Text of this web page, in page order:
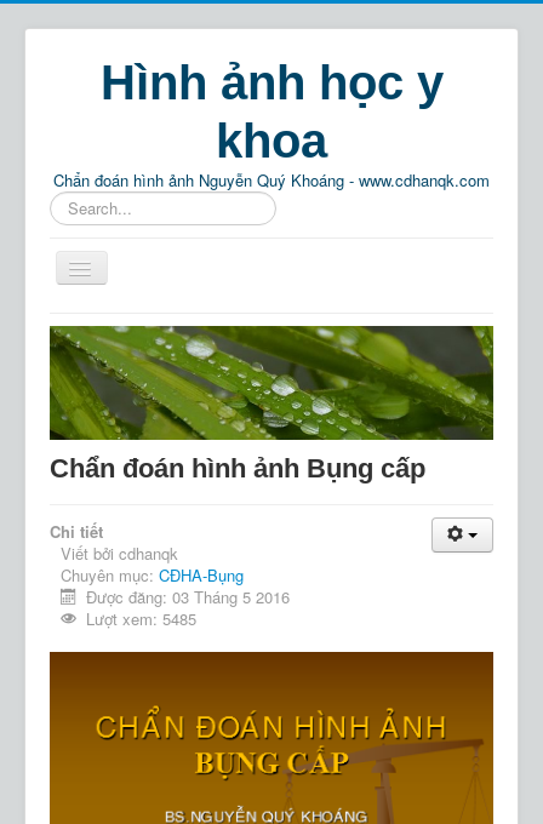
Hình ảnh học y
khoa
Chẩn đoán hình ảnh Nguyễn Quý Khoáng - www.cdhanqk.com
Tìm
kiếm...
Home
Chẩn đoán hình ảnh
Phật pháp
Thông tin
Tìm kiếm
Chẩn đoán hình ảnh Bụng cấp
Chi tiết
Viết bởi cdhanqk
Chuyên mục: CĐHA-Bụng
Được đăng: 03 Tháng 5 2016
Lượt xem: 5485